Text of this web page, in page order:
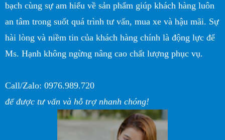
bạch cùng sự am hiểu về sản phẩm giúp khách hàng luôn
an tâm trong suốt quá trình tư vấn, mua xe và hậu mãi. Sự
hài lòng và niềm tin của khách hàng chính là động lực để
Ms. Hạnh không ngừng nâng cao chất lượng phục vụ.
Call/Zalo: 0976.989.720
để được tư vấn và hỗ trợ nhanh chóng!